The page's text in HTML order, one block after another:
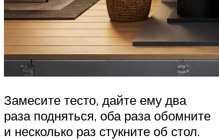
Замесите тесто, дайте ему два
раза подняться, оба раза обомните
и несколько раз стукните об стол.